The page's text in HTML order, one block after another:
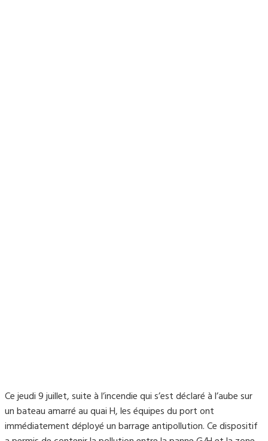
Ce jeudi 9 juillet, suite à l’incendie qui s’est déclaré à l’aube sur
un bateau amarré au quai H, les équipes du port ont
immédiatement déployé un barrage antipollution. Ce dispositif